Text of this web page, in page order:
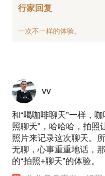
行家回复
vv
和“喝咖啡聊天”一样，
照聊天”，哈哈哈，拍照
照片来记录这次聊天。
无聊，心事重重地话，
的“拍照+聊天”的体验。